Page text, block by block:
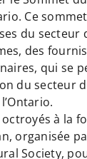
Ce
du secteur
des
qui se
du secteur
octroyés à la
organisée
Society,